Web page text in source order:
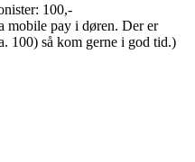
100,-
mobile pay i døren. Der er
100) så kom gerne i god tid.)